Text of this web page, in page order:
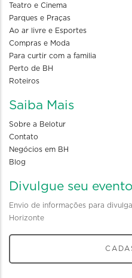
Teatro e Cinema
Parques e Praças
Ao ar livre e Esportes
Compras e Moda
Para curtir com a familia
Perto de BH
Roteiros
Saiba Mais
Sobre a Belotur
Contato
Negócios em BH
Blog
Divulgue seu evento
Envio de informações para
Horizonte